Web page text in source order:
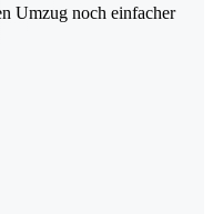
Umzug noch einfacher